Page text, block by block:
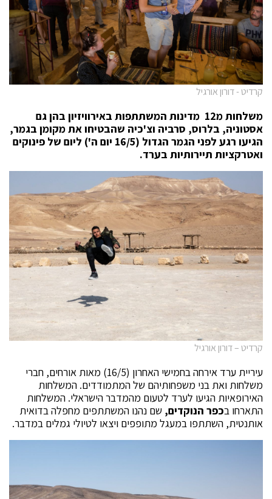
קרדיט - דורון אורגיל
משלחות מ12 מדינות המשתתפות באירוויזיון בהן גם
אסטוניה, בלרוס, סרביה וצ'כיה שהבטיחו את מקומן בגמר,
הגיעו רגע לפני הגמר הגדול (16/5 יום ה') ליום של פינוקים
ואטרקציות תיירותיות בערד.
קרדיט – דורון אורגיל
עיריית ערד אירחה בחמישי האחרון (16/5) מאות אורחים, חברי
משלחות ואת בני משפחותיהם של המתמודדים. המשלחות
האירופאיות הגיעו לערד לטעום מהמדבר הישראלי. המשלחות
התארחו בכפר הנוקדים, שם נהנו המשתתפים מחפלה בדואית
אותנטית, השתתפו במעגל מתופפים ויצאו לטיולי גמלים במדבר.